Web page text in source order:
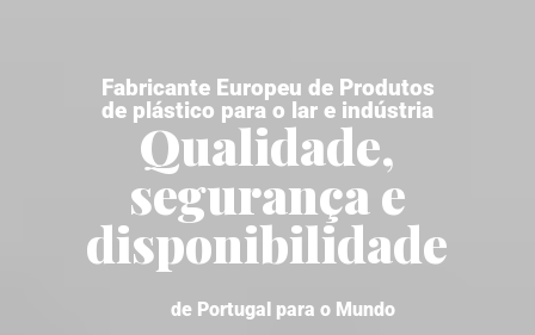
Fabricante Europeu de Produtos
de plástico para o lar e indústria
Qualidade,
segurança e
disponibilidade
de Portugal para o Mundo